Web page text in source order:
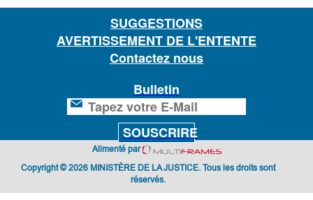
SUGGESTIONS
AVERTISSEMENT DE L'ENTENTE
Contactez nous
Bulletin
SOUSCRIRE
Alimenté par
Copyright © 2026 MINISTÈRE DE LA JUSTICE. Tous les droits sont
réservés.